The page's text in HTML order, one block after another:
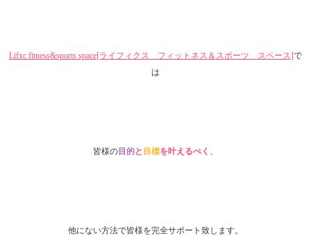
Lifxc fitness&sports space[ライフィクス フィットネス＆スポーツ スペース]で
は
皆様の目的と 目標を叶えるべく 、
他にない方法で皆様を完全サポート致します。